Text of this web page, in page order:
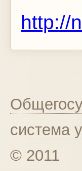
http://
система
© 2011